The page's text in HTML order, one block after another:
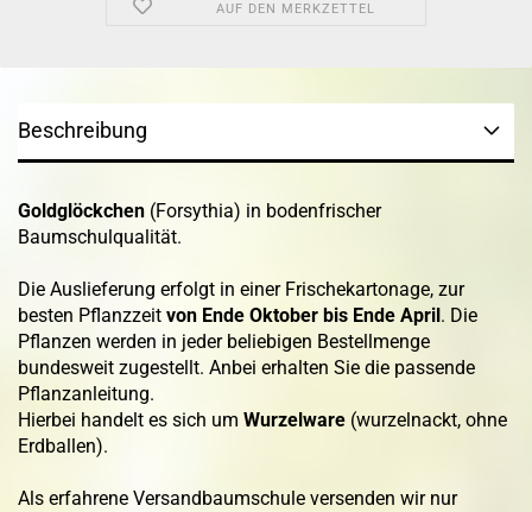
AUF DEN MERKZETTEL
Beschreibung
Goldglöckchen (Forsythia) in bodenfrischer
Baumschulqualität.
Die Auslieferung erfolgt in einer Frischekartonage, zur
besten Pflanzzeit von Ende Oktober bis Ende April. Die
Pflanzen werden in jeder beliebigen Bestellmenge
bundesweit zugestellt. Anbei erhalten Sie die passende
Pflanzanleitung.
Hierbei handelt es sich um Wurzelware (wurzelnackt, ohne
Erdballen).
Als erfahrene Versandbaumschule versenden wir nur